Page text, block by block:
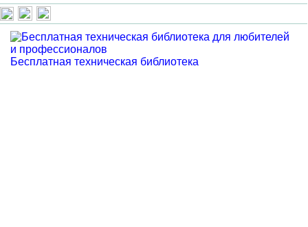
Бесплатная техническая библиотека